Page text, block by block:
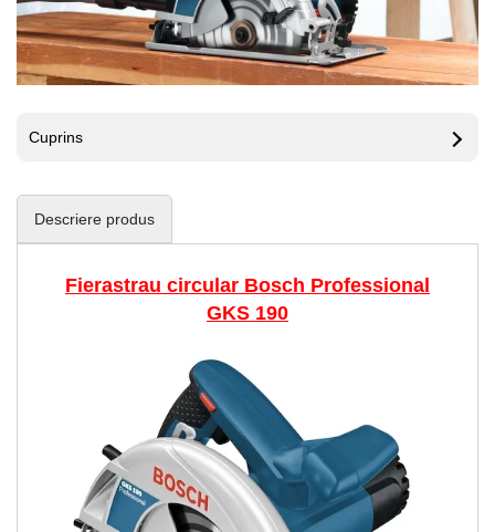
Cuprins
Descriere produs
Fierastrau circular Bosch Professional
GKS 190